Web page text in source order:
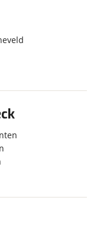
aan
Lees hier meer